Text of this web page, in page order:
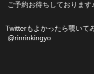
ご予約お待ちしております♪
Twitterもよかったら覗いて
@rinrinkingyo